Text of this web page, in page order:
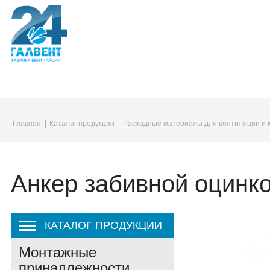
О компании
Корпоративная жизнь
Воздуховоды и фасонные изделия
Канальные нагреватели
Упаковка в плёнку
Главная Каталог продукции Расходные материалы для вентиляции и
Анкер забивной
КАТАЛОГ ПРОДУКЦИИ
Монтажные